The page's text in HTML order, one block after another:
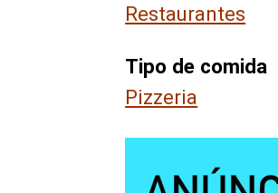
Restaurantes
Tipo de comida
Pizzeria